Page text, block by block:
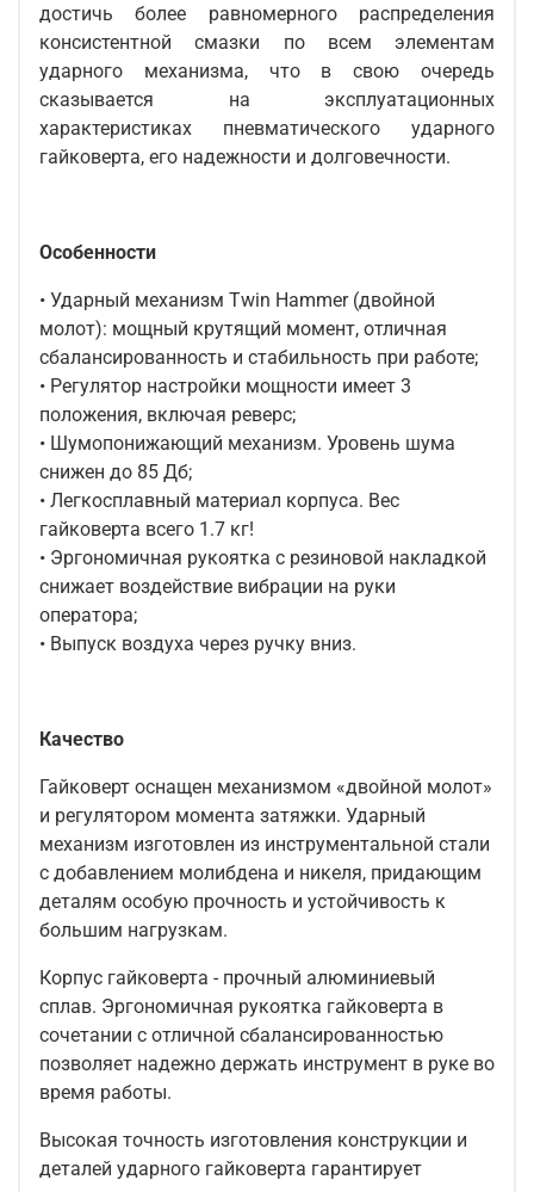
достичь более равномерного распределения
консистентной смазки по всем элементам
ударного механизма, что в свою очередь
сказывается на эксплуатационных
характеристиках пневматического ударного
гайковерта, его надежности и долговечности.
Особенности
• Ударный механизм Twin Hammer (двойной
молот): мощный крутящий момент, отличная
сбалансированность и стабильность при работе;
• Регулятор настройки мощности имеет 3
положения, включая реверс;
• Шумопонижающий механизм. Уровень шума
снижен до 85 Дб;
• Легкосплавный материал корпуса. Вес
гайковерта всего 1.7 кг!
• Эргономичная рукоятка с резиновой накладкой
снижает воздействие вибрации на руки
оператора;
• Выпуск воздуха через ручку вниз.
Качество
Гайковерт оснащен механизмом «двойной молот»
и регулятором момента затяжки. Ударный
механизм изготовлен из инструментальной стали
с добавлением молибдена и никеля, придающим
деталям особую прочность и устойчивость к
большим нагрузкам.
Корпус гайковерта - прочный алюминиевый
сплав. Эргономичная рукоятка гайковерта в
сочетании с отличной сбалансированностью
позволяет надежно держать инструмент в руке во
время работы.
Высокая точность изготовления конструкции и
деталей ударного гайковерта гарантирует